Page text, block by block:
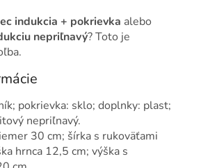
indukcia + pokrievka alebo
nepriľnavý? Toto je
pokrievka: sklo; doplnky: plast;
nepriľnavý.
30 cm; šírka s rukoväťami
hrnca 12,5 cm; výška s